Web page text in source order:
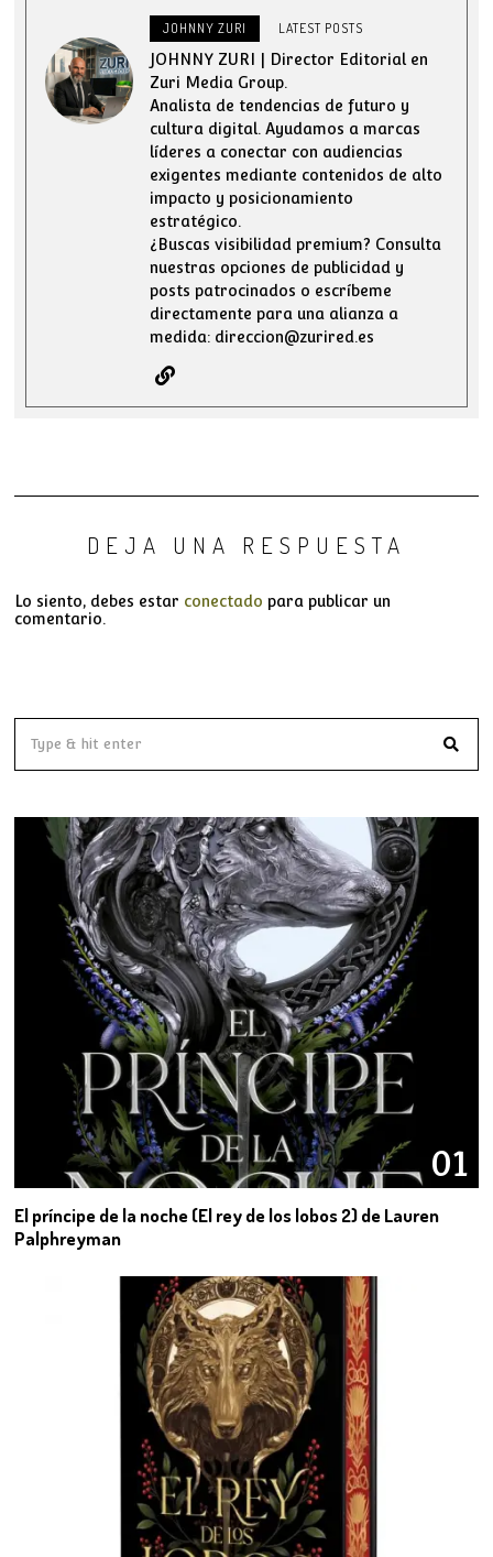
JOHNNY ZURI LATEST POSTS
JOHNNY ZURI | Director Editorial en
Zuri Media Group.
Analista de tendencias de futuro y
cultura digital. Ayudamos a marcas
líderes a conectar con audiencias
exigentes mediante contenidos de alto
impacto y posicionamiento
estratégico.
¿Buscas visibilidad premium? Consulta
nuestras opciones de publicidad y
posts patrocinados o escríbeme
directamente para una alianza a
medida: direccion@zurired.es
DEJA UNA RESPUESTA
Lo siento, debes estar conectado para publicar un
comentario.
01
El príncipe de la noche (El rey de los lobos 2) de Lauren
Palphreyman